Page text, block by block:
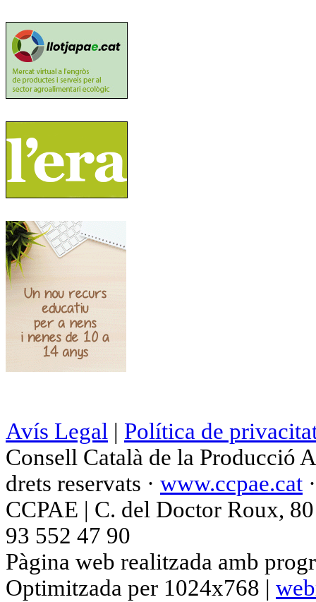
Avís Legal | Política de
Consell Català de la Producció
drets reservats · www.ccpae.cat
CCPAE | C. del Doctor Roux,
93 552 47 90
Pàgina web realitzada amb
Optimitzada per 1024x768 |